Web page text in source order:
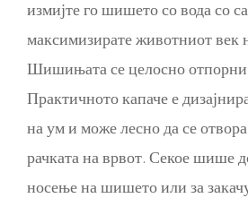
измијте го шишето со вода со
максимизирате животниот
Шишињата се целосно отпорни
Практичното капаче е
на ум и може лесно да се
рачката на врвот. Секое шише
носење на шишето или за